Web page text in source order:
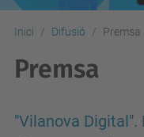
Inici Difusió Premsa
Premsa
"Vilanova